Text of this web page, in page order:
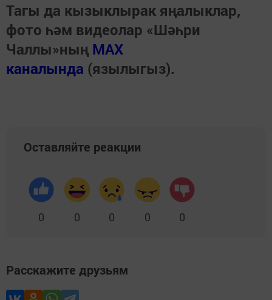
Тагы да кызыклырак яңалыклар,
фото һәм видеолар «Шәһри
Чаллы»ның MAX
каналында (язылыгыз).
Оставляйте реакции
0 0 0 0 0
Расскажите друзьям